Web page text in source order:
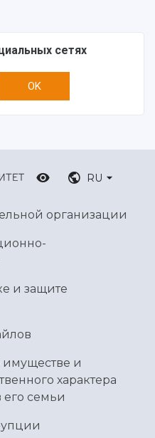
сетях
OK
RU
организации
и защите
имуществе и
характера
его семьи